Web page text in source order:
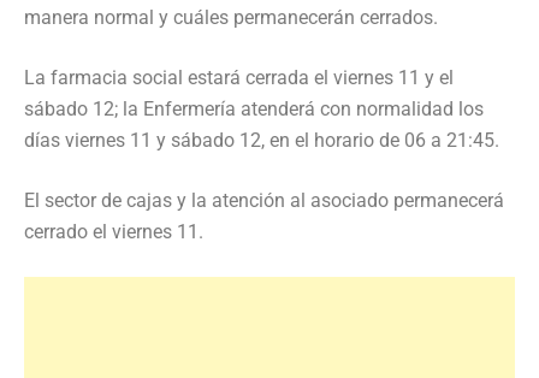
manera normal y cuáles permanecerán cerrados.
La farmacia social estará cerrada el viernes 11 y el
sábado 12; la Enfermería atenderá con normalidad los
días viernes 11 y sábado 12, en el horario de 06 a 21:45.
El sector de cajas y la atención al asociado permanecerá
cerrado el viernes 11.